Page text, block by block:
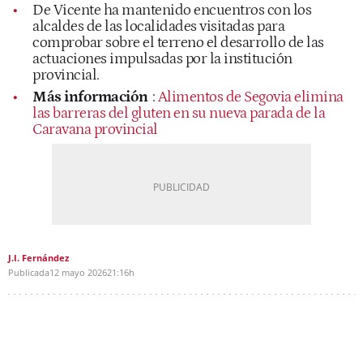
De Vicente ha mantenido encuentros con los
alcaldes de las localidades visitadas para
comprobar sobre el terreno el desarrollo de las
actuaciones impulsadas por la institución
provincial.
Más información :Alimentos de Segovia elimina
las barreras del gluten en su nueva parada de la
Caravana provincial
J.I. Fernández
Publicada12 mayo 202621:16h